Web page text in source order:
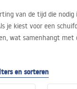
van de tijd die
kiest voor een
wat samenhangt met
en sorteren